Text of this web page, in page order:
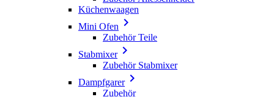
Küchenwaagen
Mini Ofen 
Zubehör Teile
Stabmixer
Zubehör Stabmixer
Dampfgarer
Zubehör